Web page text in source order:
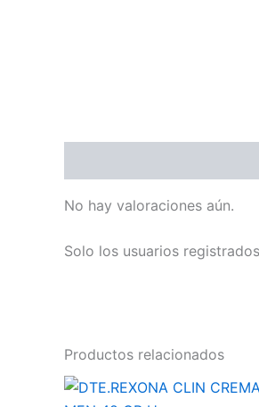
No hay valoraciones aún.
Solo los usuarios
Productos relacionados